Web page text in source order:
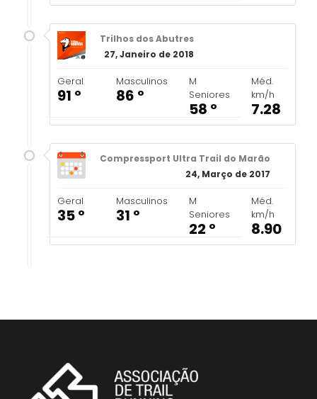
Trilhos dos Abutres
27, Janeiro de 2018
Geral
91 º
Masculinos
86 º
M
Seniores
58 º
Méd.
km/h
7.28
Compressport Ultra Trail do Marão
24, Março de 2017
Geral
35 º
Masculinos
31 º
M
Seniores
22 º
Méd.
km/h
8.90